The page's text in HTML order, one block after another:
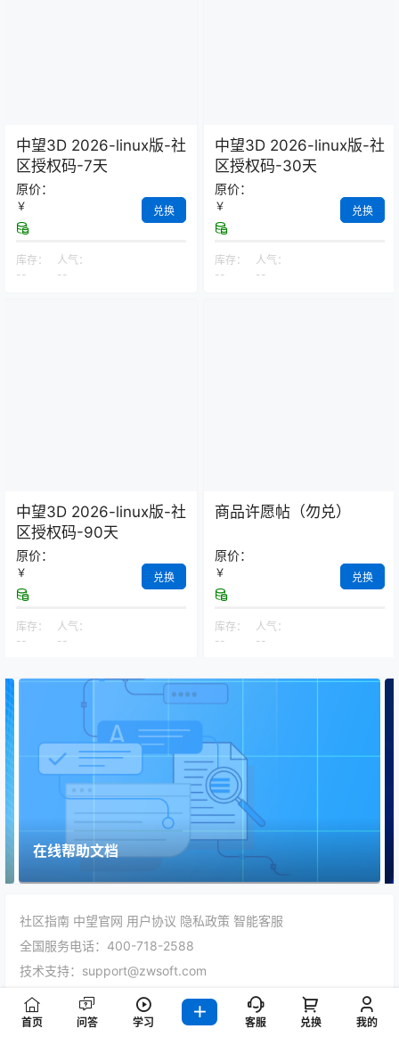
中望3D 2026-linux版-社
区授权码-7天
原价：
￥ 兑换
库存：
--
人气：
--
中望3D 2026-linux版-社
区授权码-30天
原价：
￥ 兑换
库存：
--
人气：
--
中望3D 2026-linux版-社
区授权码-90天
原价：
￥ 兑换
库存：
--
人气：
--
商品许愿帖（勿兑）
原价：
￥ 兑换
库存：
--
人气：
--
更多开发文档
社区指南 中望官网 用户协议 隐私政策 智能客服
全国服务电话：400-718-2588
技术支持：support@zwsoft.com
合作咨询：market@zwsoft.com
版权所有 Copyright 2005-2026 © 广州中望龙腾软件股份有限
首页 问答 学习 客服 兑换 我的